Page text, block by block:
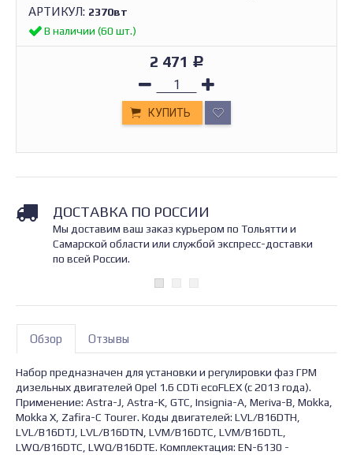
АРТИКУЛ: 2370вт
В наличии (60 шт.)
2 471 Р
КУПИТЬ
ДОСТАВКА ПО РОССИИ
Мы доставим ваш заказ курьером по Тольятти и
Самарской области или службой экспресс-доставки
по всей России.
Обзор Отзывы
Набор предназначен для установки и регулировки фаз ГРМ
дизельных двигателей Opel 1.6 CDTi ecoFLEX (с 2013 года).
Применение: Astra-J, Astra-K, GTC, Insignia-A, Meriva-B, Mokka,
Mokka X, Zafira-C Tourer. Коды двигателей: LVL/B16DTH,
LVL/B16DTJ, LVL/B16DTN, LVM/B16DTC, LVM/B16DTL,
LWQ/B16DTC, LWQ/B16DTE. Комплектация: EN-6130 -